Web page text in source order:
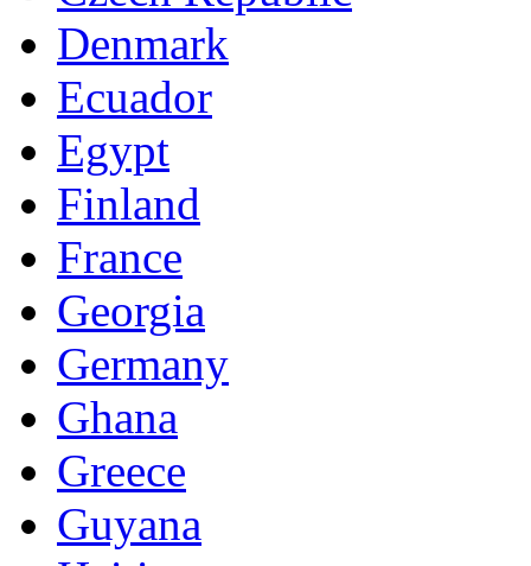
Denmark
Ecuador
Egypt
Finland
France
Georgia
Germany
Ghana
Greece
Guyana